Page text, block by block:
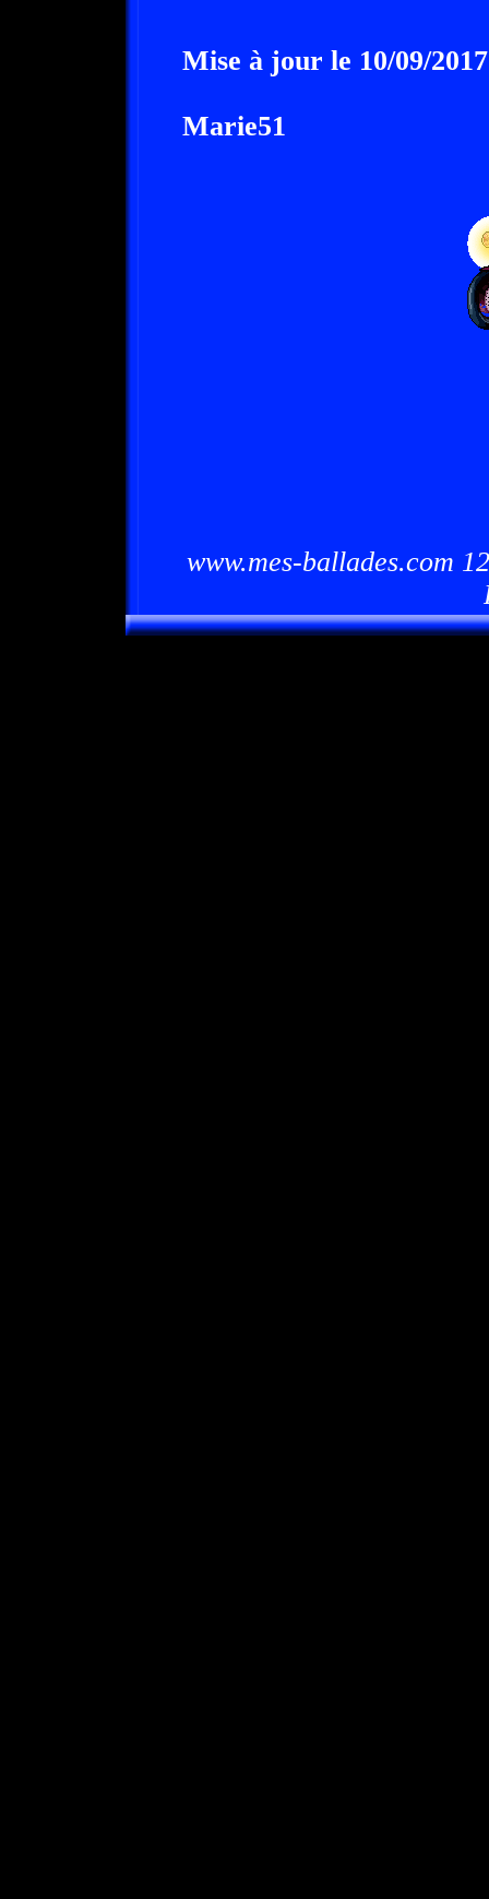
Mise à jour le 10/09/2017
Marie51
www.mes-ballades.com